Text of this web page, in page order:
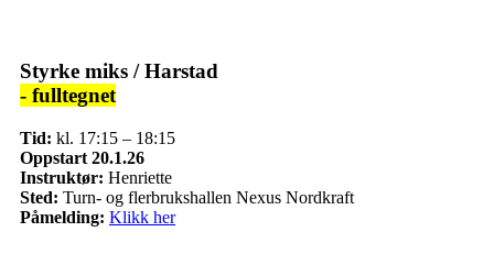
Styrke miks / Harstad
- fulltegnet
Tid: kl. 17:15 – 18:15
Oppstart 20.1.26
Instruktør: Henriette
Sted: Turn- og flerbrukshallen Nexus Nordkraft
Påmelding: Klikk her